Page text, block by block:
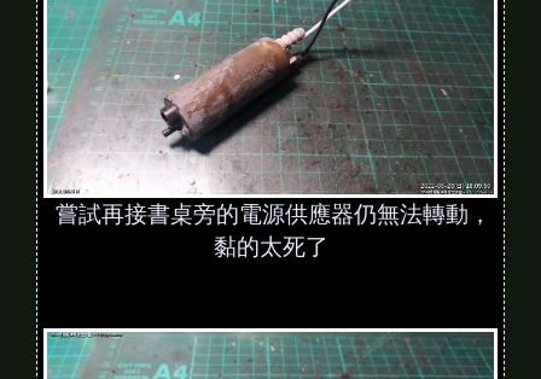
嘗試再接書桌旁的電源供應器仍無法轉動，
黏的太死了